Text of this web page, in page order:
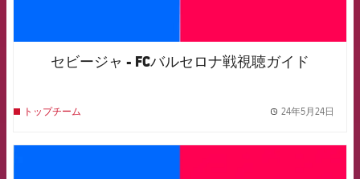
セビージャ - FCバルセロナ戦視聴ガイド
トップチーム 24年5月24日